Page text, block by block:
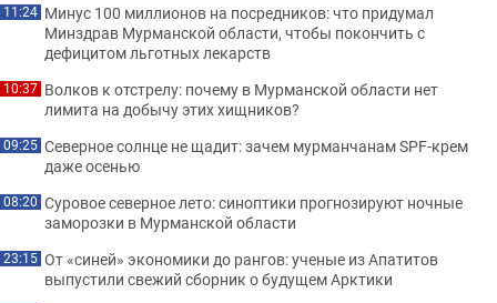
11:24 Минус 100 миллионов на посредников: что придумал
Минздрав Мурманской области, чтобы покончить с
дефицитом льготных лекарств
10:37 Волков к отстрелу: почему в Мурманской области нет
лимита на добычу этих хищников?
09:25 Северное солнце не щадит: зачем мурманчанам SPF-крем
даже осенью
08:20 Суровое северное лето: синоптики прогнозируют ночные
заморозки в Мурманской области
23:15 От «синей» экономики до рангов: ученые из Апатитов
выпустили свежий сборник о будущем Арктики